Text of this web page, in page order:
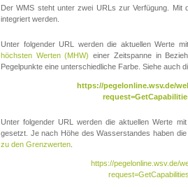
Der WMS steht unter zwei URLs zur Verfügung. Mit
integriert werden.
Unter folgender URL werden die aktuellen Werte
höchsten Werten (MHW) einer Zeitspanne in
Pegelpunkte eine unterschiedliche Farbe. Siehe auch
https://pegelonline.wsv.de/
Unter folgender URL werden die aktuellen Werte
gesetzt. Je nach Höhe des Wasserstandes haben
zu den Grenzwerten
https://pegelonline.wsv.de/